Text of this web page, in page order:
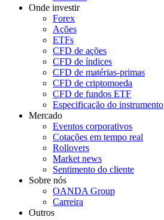
Onde investir
Forex
Ações
ETFs
CFD de ações
CFD de índices
CFD de matérias-primas
CFD de criptomoeda
CFD de fundos ETF
Especificação do instrumento
Mercado
Eventos corporativos
Cotações em tempo real
Rollovers
Market news
Sentimento do cliente
Sobre nós
OANDA Group
Carreira
Outros